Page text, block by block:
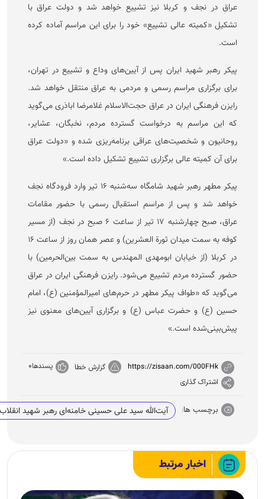
عراق در نجف و کربلا نیز تشییع خواهد شد و دولت عراق با
تشکیل «کمیته عالی تشییع» خود را برای این مراسم آماده کرده
است.
پیکر رهبر شهید ایران پس از آیین‌های وداع و تشییع در تهران،
برای برگزاری مراسم رسمی و مردمی به عراق منتقل خواهد شد.
رایزن فرهنگی ایران در عراق حجت‌الاسلام غلامرضا اباذری می‌گوید
که این مراسم به درخواست گسترده مردم، نخبگان، عشایر،
روحانیون و شخصیت‌های عراقی برنامه‌ریزی شده و «دولت عراق
برای آن کمیته عالی برگزاری تشییع تشکیل داده است.»
پیکر مطهر رهبر شهید شامگاه سه‌شنبه ۱۶ تیر وارد فرودگاه نجف
خواهد شد و پس از مراسم استقبال رسمی با حضور مقامات
عراق، صبح چهارشنبه ۱۷ تیر از ساعت ۶ صبح در نجف (از مسیر
کوفه به سمت میدان ثورة العشرین) و عصر همان روز از ساعت ۱۶
در کربلا (از خیابان ابومهدی المهندس به سمت بین‌الحرمین) با
حضور گسترده مردم تشییع می‌شود. رایزن فرهنگی ایران در عراق
می‌گوید که «طواف پیکر مطهر در حرم‌های امیرالمؤمنین (ع)، امام
حسین (ع) و حضرت عباس (ع) و برگزاری آیین‌های معنوی نیز
پیش‌بینی‌شده است.»
https://zisaan.com/000FHk گزارش خطا پسندها0
اشتراک گذاری
برچسب ها: آیت‌الله سید علی حسینی خامنه‌ای رهبر شهید انقلاب
اخبار مرتبط